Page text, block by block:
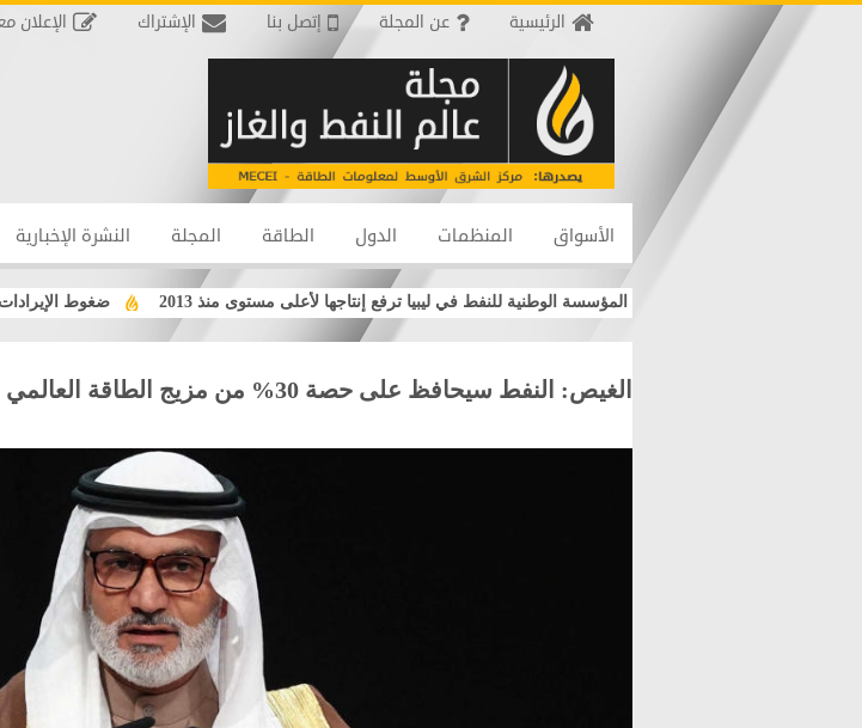
الرئيسية عن المجلة إتصل بنا الإشتراك الإعلان
الأسواق المنظمات الدول الطاقة المجلة النشرة الإخبارية
ضغوط الإيرادات المؤسسة الوطنية للنفط في ليبيا ترفع إنتاجها لأعلى مستوى منذ 2013
الغيص: النفط سيحافظ على حصة 30% من مزيج الطاقة العالمي حتى عام 2050